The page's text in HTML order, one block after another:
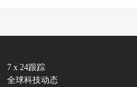
7 x 24跟踪
全球科技动态